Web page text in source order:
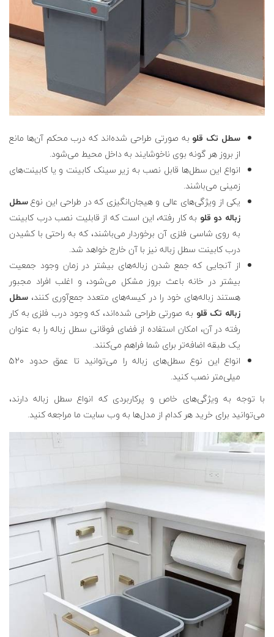
سطل تک قلو به صورتی طراحی شده‌اند که درب محکم آن‌ها مانع
از بروز هر گونه بوی ناخوشایند به داخل محیط می‌شود.
انواع این سطل‌ها قابل نصب به زیر سینک کابینت و یا کابینت‌های
زمینی می‌باشند.
یکی از ویژگی‌های عالی و هیجان‌انگیزی که در طراحی این نوعسطل
زباله دو قلو به کار رفته، این است که از قابلیت نصب دربکابینت
به روی شاسی فلزی آن برخوردار می‌باشند، که به راحتی با کشیدن
درب کابینت سطل زباله نیز با آن خارج خواهد شد.
از آنجایی که جمع شدن زباله‌های بیشتر در زمان وجود جمعیت
بیشتر در خانه باعث بروز مشکل می‌شود، و اغلب افراد مجبور
هستند زباله‌های خود را در کیسه‌های متعدد جمع‌آوری کنند، سطل
زباله تک قلو به صورتی طراحی شده‌اند، که وجود درب فلزی به کار
رفته در آن، امکان استفاده از فضای فوقانی سطل زباله را به عنوان
یک طبقه اضافه‌تر برای شما فراهم می‌کنند.
انواع این نوع سطل‌های زباله را می‌توانید تا عمق حدود ۵۲۰
میلی‌متر نصب کنید.
با توجه به ویژگی‌های خاص و پرکاربردی که انواع سطل زباله دارند،
می‌توانید برای خرید هر کدام از مدل‌ها به وب سایت ما مراجعه کنید.